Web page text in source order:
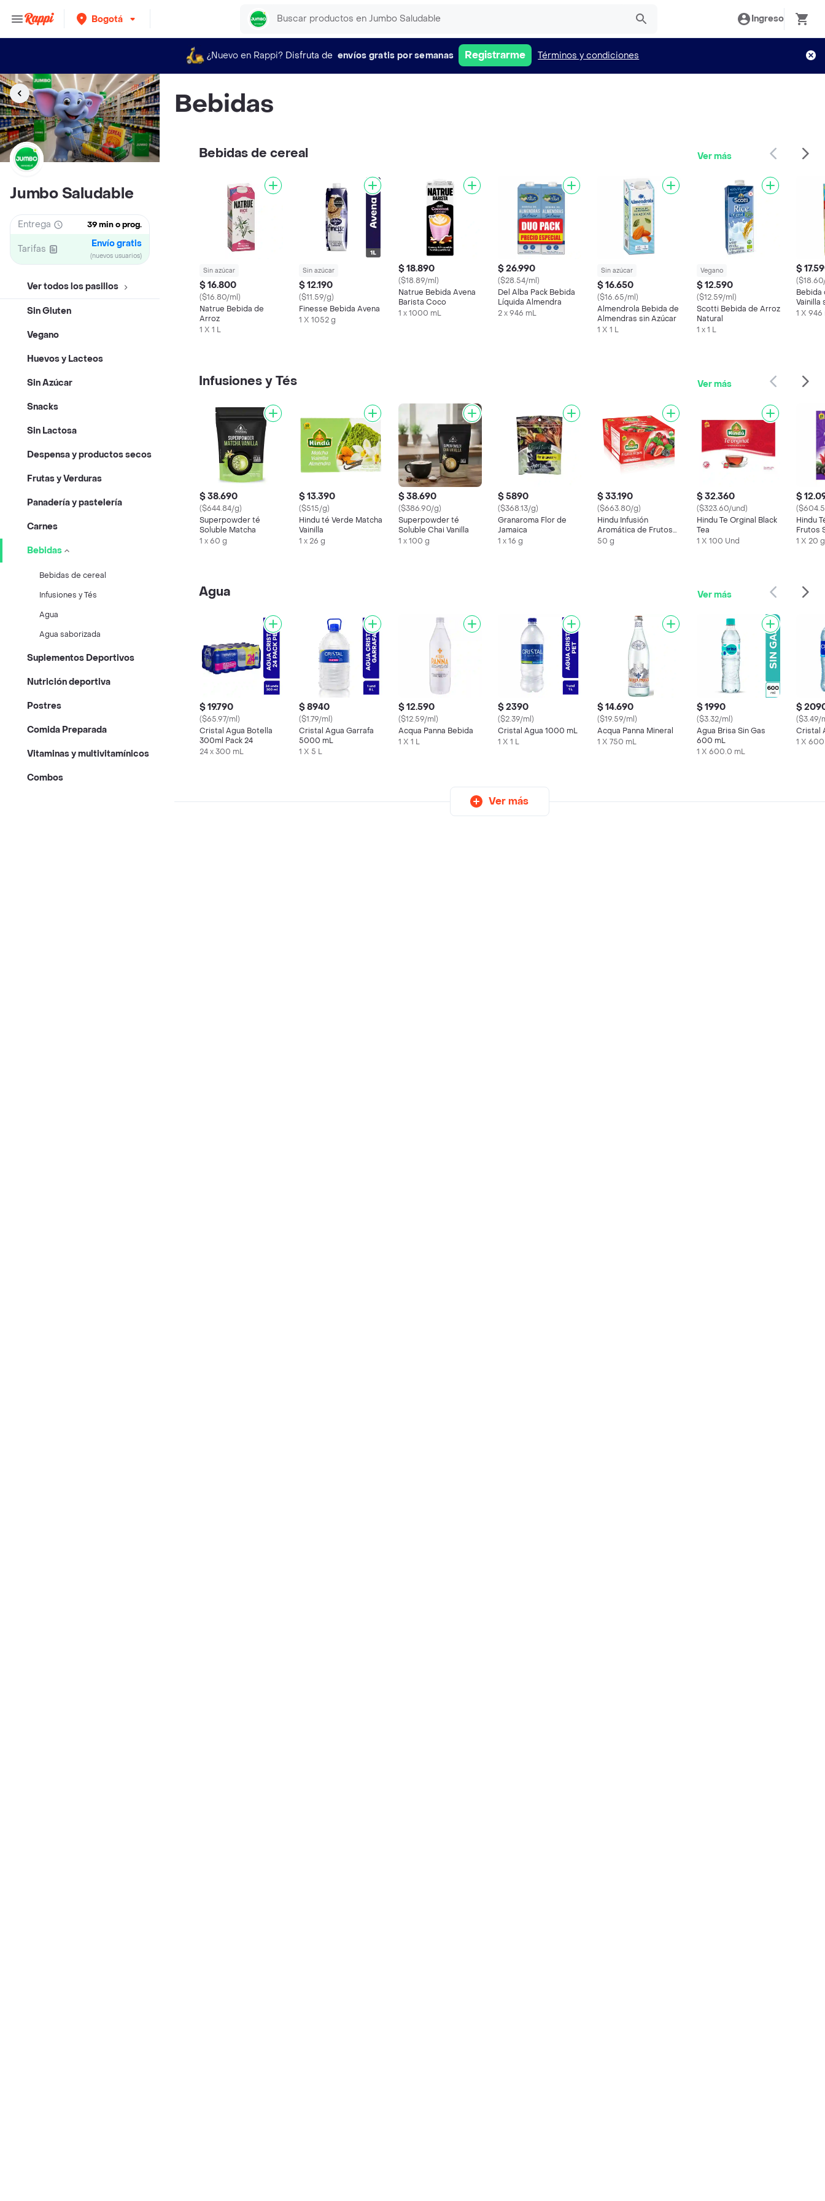
Bogotá Ingreso
¿Nuevo en Rappi? Disfruta de envíos gratis por semanas Registrarme Términos y condiciones
Jumbo Saludable
Entrega 39 min o prog.
Tarifas Envío gratis
(nuevos usuarios)
Ver todos los pasillos
Sin Gluten
Vegano
Huevos y Lacteos
Sin Azúcar
Snacks
Sin Lactosa
Despensa y productos secos
Frutas y Verduras
Panadería y pastelería
Carnes
Bebidas
Bebidas de cereal
Infusiones y Tés
Agua
Agua saborizada
Suplementos Deportivos
Nutrición deportiva
Postres
Comida Preparada
Vitaminas y multivitamínicos
Combos
Bebidas
Bebidas de cereal Ver más
Sin azúcar
$ 16.800
($16.80/ml)
Natrue Bebida de
Arroz
1 X 1 L
Sin azúcar
$ 12.190
($11.59/g)
Finesse Bebida Avena
1 X 1052 g
$ 18.890
($18.89/ml)
Natrue Bebida Avena
Barista Coco
1 x 1000 mL
$ 26.990
($28.54/ml)
Del Alba Pack Bebida
Líquida Almendra
2 x 946 mL
Sin azúcar
$ 16.650
($16.65/ml)
Almendrola Bebida de
Almendras sin Azúcar
1 X 1 L
Vegano
$ 12.590
($12.59/ml)
Scotti Bebida de Arroz
Natural
1 x 1 L
$
Bebida
Vainilla
1 X 946
Infusiones y Tés Ver más
$ 38.690
($644.84/g)
Superpowder té
Soluble Matcha
1 x 60 g
$ 13.390
($515/g)
Hindu té Verde Matcha
Vainilla
1 x 26 g
$ 38.690
($386.90/g)
Superpowder té
Soluble Chai Vanilla
1 x 100 g
$ 5890
($368.13/g)
Granaroma Flor de
Jamaica
1 x 16 g
$ 33.190
($663.80/g)
Hindu Infusión
Aromática de Frutos
Rojos y Flor de
50 g
$ 32.360
($323.60/und)
Hindu Te Orginal Black
Tea
1 X 100 Und
$
Hindu
Frutos
1 X 20 g
Agua Ver más
$ 19.790
($65.97/ml)
Cristal Agua Botella
300ml Pack 24
24 x 300 mL
$ 8940
($1.79/ml)
Cristal Agua Garrafa
5000 mL
1 X 5 L
$ 12.590
($12.59/ml)
Acqua Panna Bebida
1 X 1 L
$ 2390
($2.39/ml)
Cristal Agua 1000 mL
1 X 1 L
$ 14.690
($19.59/ml)
Acqua Panna Mineral
1 X 750 mL
$ 1990
($3.32/ml)
Agua Brisa Sin Gas
600 mL
1 X 600.0 mL
$
($3.49/
Cristal
1 X
Ver más